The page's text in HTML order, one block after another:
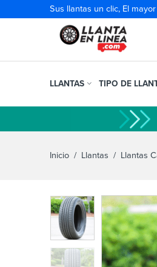
Sus llantas un clic, El
LLANTAS TIPO DE
Inicio / Llantas / Llantas